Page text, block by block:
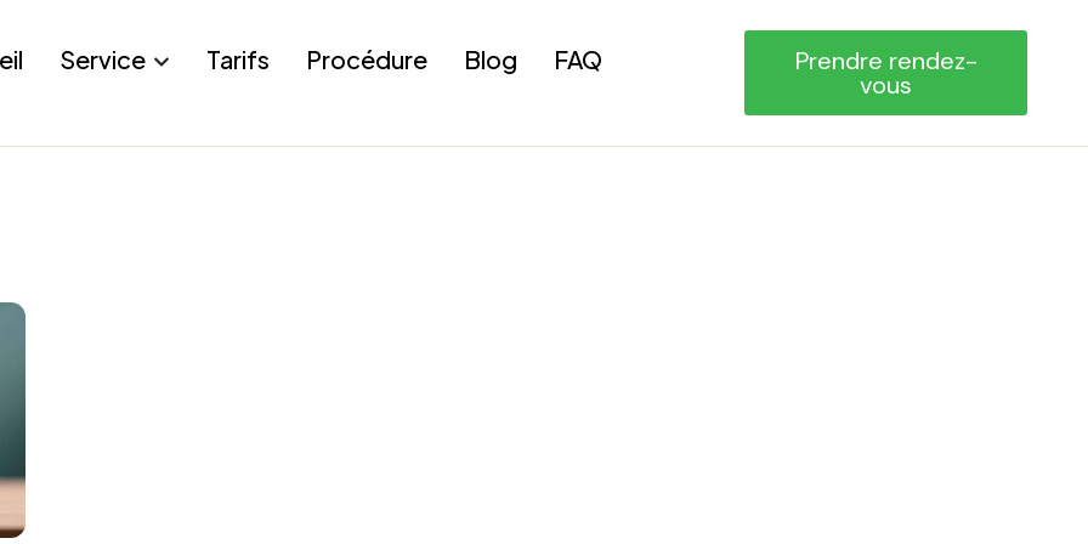
Service Tarifs Procédure Blog FAQ Prendre rendez-
vous